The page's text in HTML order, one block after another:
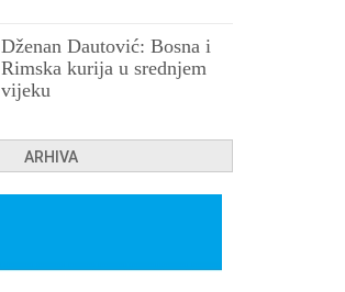
Dženan Dautović: Bosna i
Rimska kurija u srednjem
vijeku
ARHIVA